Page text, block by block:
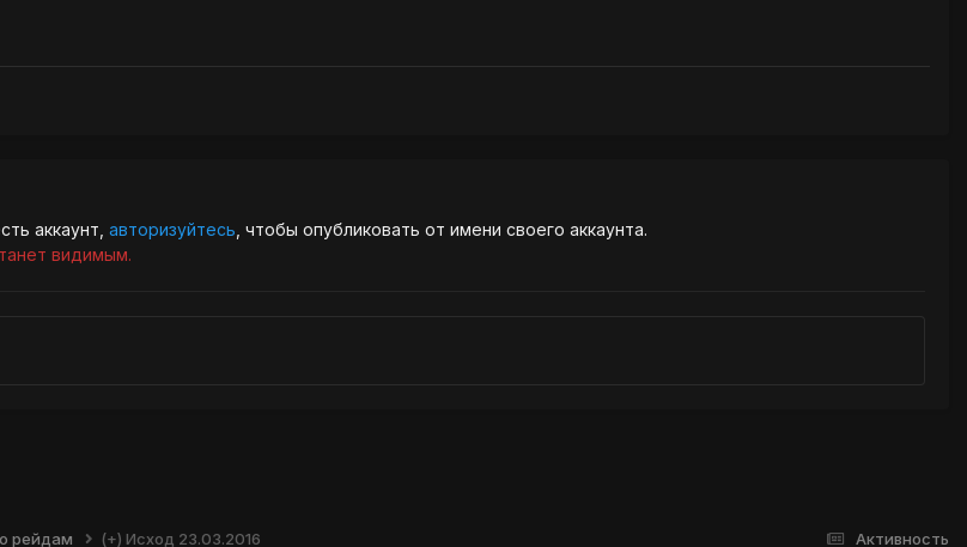
аккаунт, авторизуйтесь , чтобы опубликовать от имени своего аккаунта.
видимым.
Активность
рейдам (+) Исход 23.03.2016